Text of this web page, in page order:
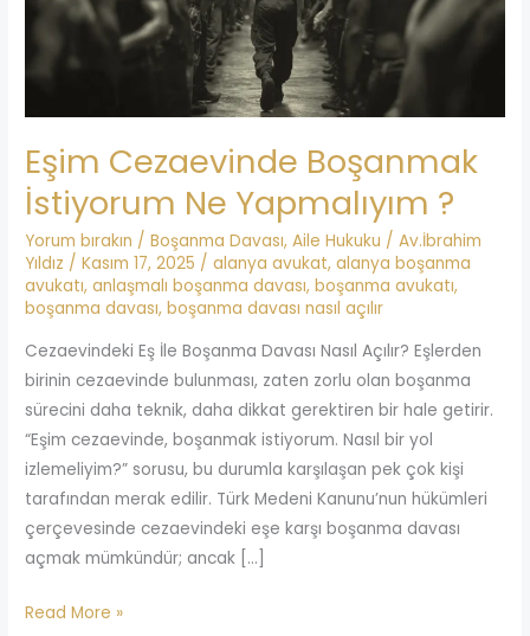
Eşim Cezaevinde Boşanmak
İstiyorum Ne Yapmalıyım ?
Yorum bırakın /Boşanma Davası,Aile Hukuku /Av.İbrahim
Yıldız /Kasım 17, 2025 /alanya avukat,alanya boşanma
avukatı,anlaşmalı boşanma davası,boşanma avukatı,
boşanma davası,boşanma davası nasıl açılır
Cezaevindeki Eş İle Boşanma Davası Nasıl Açılır? Eşlerden
birinin cezaevinde bulunması, zaten zorlu olan boşanma
sürecini daha teknik, daha dikkat gerektiren bir hale getirir.
“Eşim cezaevinde, boşanmak istiyorum. Nasıl bir yol
izlemeliyim?” sorusu, bu durumla karşılaşan pek çok kişi
tarafından merak edilir. Türk Medeni Kanunu’nun hükümleri
çerçevesinde cezaevindeki eşe karşı boşanma davası
açmak mümkündür; ancak […]
Yapmalıyım
Read More »